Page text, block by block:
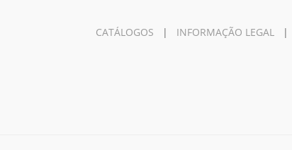
CATÁLOGOS | INFORMAÇÃO LEGAL|